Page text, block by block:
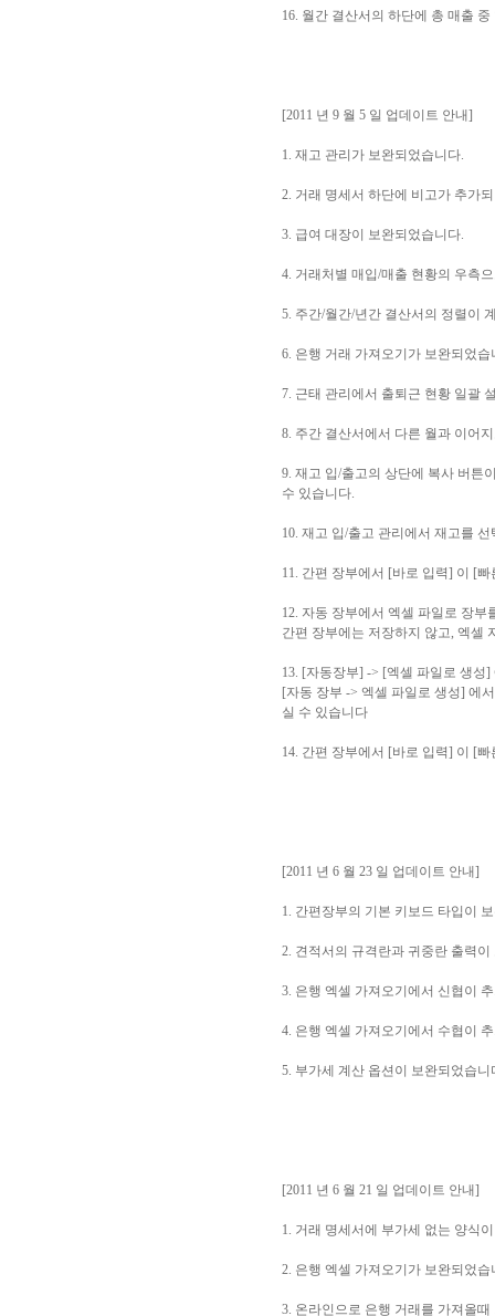
16. 월간 결산서의 하단에 총 매출
[2011 년 9 월 5 일 업데이트 안내]
1. 재고 관리가 보완되었습니다.
2. 거래 명세서 하단에 비고가 추가
3. 급여 대장이 보완되었습니다.
4. 거래처별 매입/매출 현황의 우측
5. 주간/월간/년간 결산서의 정렬이
6. 은행 거래 가져오기가 보완되었습
7. 근태 관리에서 출퇴근 현황 일괄
8. 주간 결산서에서 다른 월과 이어
9. 재고 입/출고의 상단에 복사 버튼
수 있습니다.
10. 재고 입/출고 관리에서 재고를
11. 간편 장부에서 [바로 입력] 이 [
12. 자동 장부에서 엑셀 파일로 장
간편 장부에는 저장하지 않고, 엑셀
13. [자동장부] -> [엑셀 파일로 생성
[자동 장부 -> 엑셀 파일로 생성] 에
실 수 있습니다
14. 간편 장부에서 [바로 입력] 이 [
[2011 년 6 월 23 일 업데이트 안내]
1. 간편장부의 기본 키보드 타입이
2. 견적서의 규격란과 귀중란 출력이
3. 은행 엑셀 가져오기에서 신협이
4. 은행 엑셀 가져오기에서 수협이
5. 부가세 계산 옵션이 보완되었습니
[2011 년 6 월 21 일 업데이트 안내]
1. 거래 명세서에 부가세 없는 양식
2. 은행 엑셀 가져오기가 보완되었습
3. 온라인으로 은행 거래를 가져올